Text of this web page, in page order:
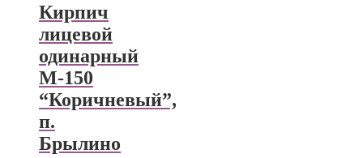
Кирпич
лицевой
одинарный
М-150
“Коричневый”,
п.
Брылино